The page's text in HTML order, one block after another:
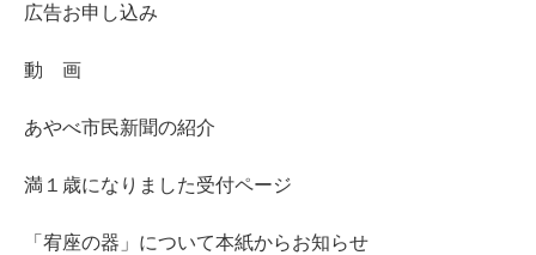
広告お申し込み
動 画
あやべ市民新聞の紹介
満１歳になりました受付ページ
「宥座の器」について本紙からお知らせ